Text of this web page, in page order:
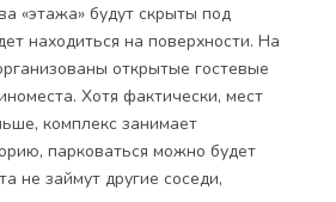
«этажа» будут скрыты под
находиться на поверхности. На
открытые гостевые
Хотя фактически, мест
комплекс занимает
парковаться можно будет
не займут другие соседи,